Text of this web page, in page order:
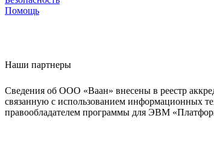
Помощь
Наши партнеры
Сведения об ООО «Ваан» внесены в реестр
связанную с использованием информационных
правообладателем программы для ЭВМ